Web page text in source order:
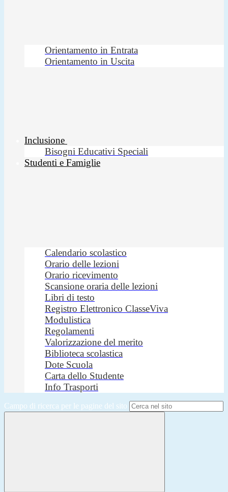
Orientamento in Entrata
Orientamento in Uscita
Inclusione
Bisogni Educativi Speciali
Studenti e Famiglie
Calendario scolastico
Orario delle lezioni
Orario ricevimento
Scansione oraria delle lezioni
Libri di testo
Registro Elettronico ClasseViva
Modulistica
Regolamenti
Valorizzazione del merito
Biblioteca scolastica
Dote Scuola
Carta dello Studente
Info Trasporti
Campo di ricerca per le pagine del sito